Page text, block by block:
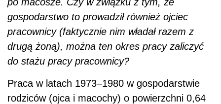
gospodarstwo to prowadził również ojciec
pracownicy (faktycznie nim władał razem z
drugą żoną), można ten okres pracy zaliczyć
do stażu pracy pracownicy?
Praca w latach 1973–1980 w gospodarstwie
rodziców (ojca i macochy) o powierzchni 0,64